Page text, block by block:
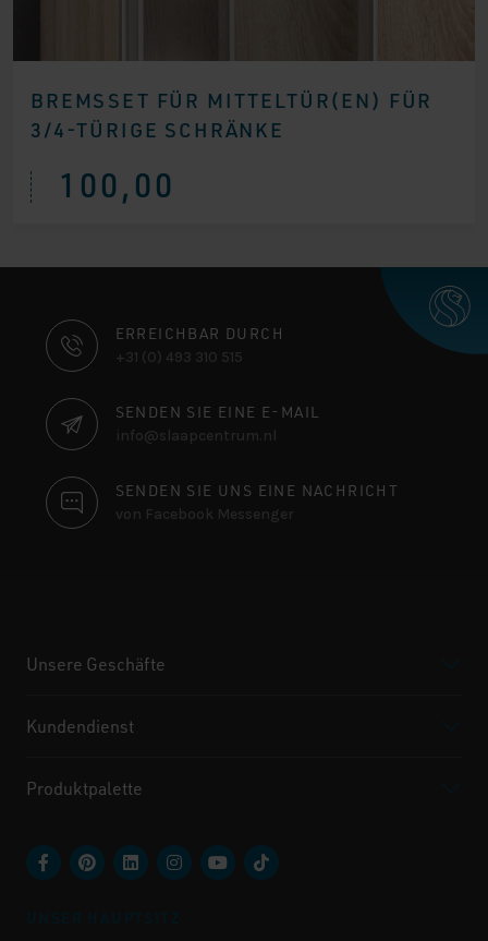
BREMSSET FÜR MITTELTÜR(EN) FÜR
3/4-TÜRIGE SCHRÄNKE
100,00
KONTAKTINFORMATIONEN
ERREICHBAR DURCH
+31 (0) 493 310 515
SENDEN SIE EINE E-MAIL
info@slaapcentrum.nl
SENDEN SIE UNS EINE NACHRICHT
von Facebook Messenger
Unsere Geschäfte
Kundendienst
Produktpalette